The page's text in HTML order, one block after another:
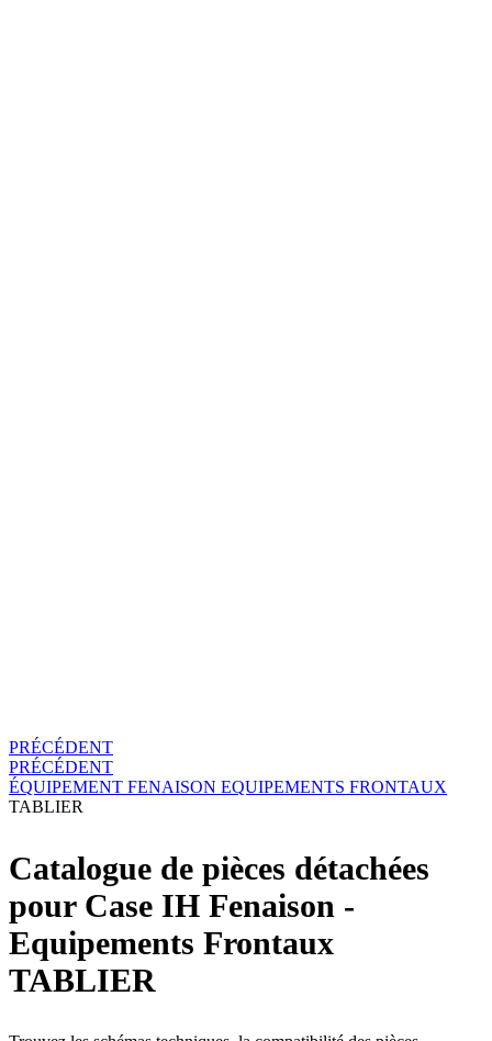
PRÉCÉDENT
PRÉCÉDENT
ÉQUIPEMENT FENAISON EQUIPEMENTS FRONTAUX
TABLIER
Catalogue de pièces détachées
pour Case IH Fenaison -
Equipements Frontaux
TABLIER